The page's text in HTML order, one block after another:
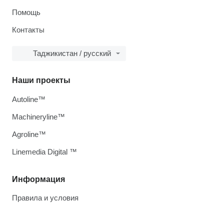
Помощь
Контакты
Таджикистан / русский
Информация
Правила и условия
Наши проекты
Autoline™
Machineryline™
Agroline™
Linemedia Digital ™